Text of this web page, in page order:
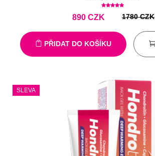
CZK
890 1780 CZK
PŘIDAT DO KOŠÍKU
SLEVA